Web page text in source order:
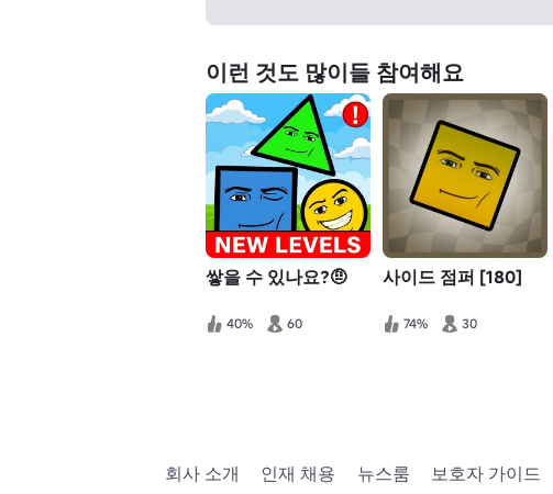
이런 것도 많이들 참여해요
쌓을 수 있나요?🤨
40% 60
사이드 점퍼 [180]
74% 30
회사 소개 인재 채용 뉴스룸 보호자 가이드